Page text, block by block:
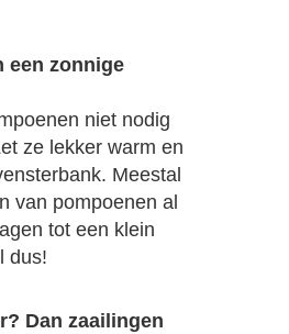
een zonnige
niet nodig
ze lekker warm en
Meestal
van pompoenen al
tot een klein
dus!
Dan zaailingen